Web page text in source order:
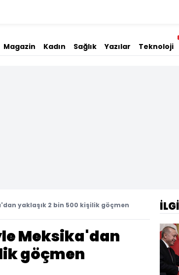
Magazin Kadın Sağlık Yazılar Teknoloji
yaklaşık 2 bin 500 kişilik göçmen
Meksika'dan
göçmen